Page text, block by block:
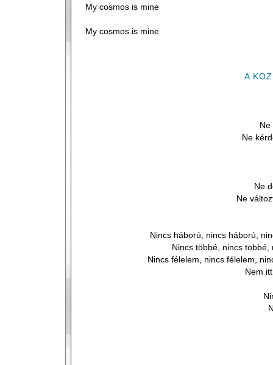
My cosmos is mine
My cosmos is mine
A
Ne
Ne
Ne
Ne
Nincs háború, nincs háború,
Nincs többé, nincs
Nincs félelem, nincs félelem,
Nem